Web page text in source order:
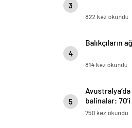
3
822 kez okundu
4
Balıkçıların
814 kez okundu
5
Avustralya’da
balinalar: 70’i
öldü
750 kez okundu